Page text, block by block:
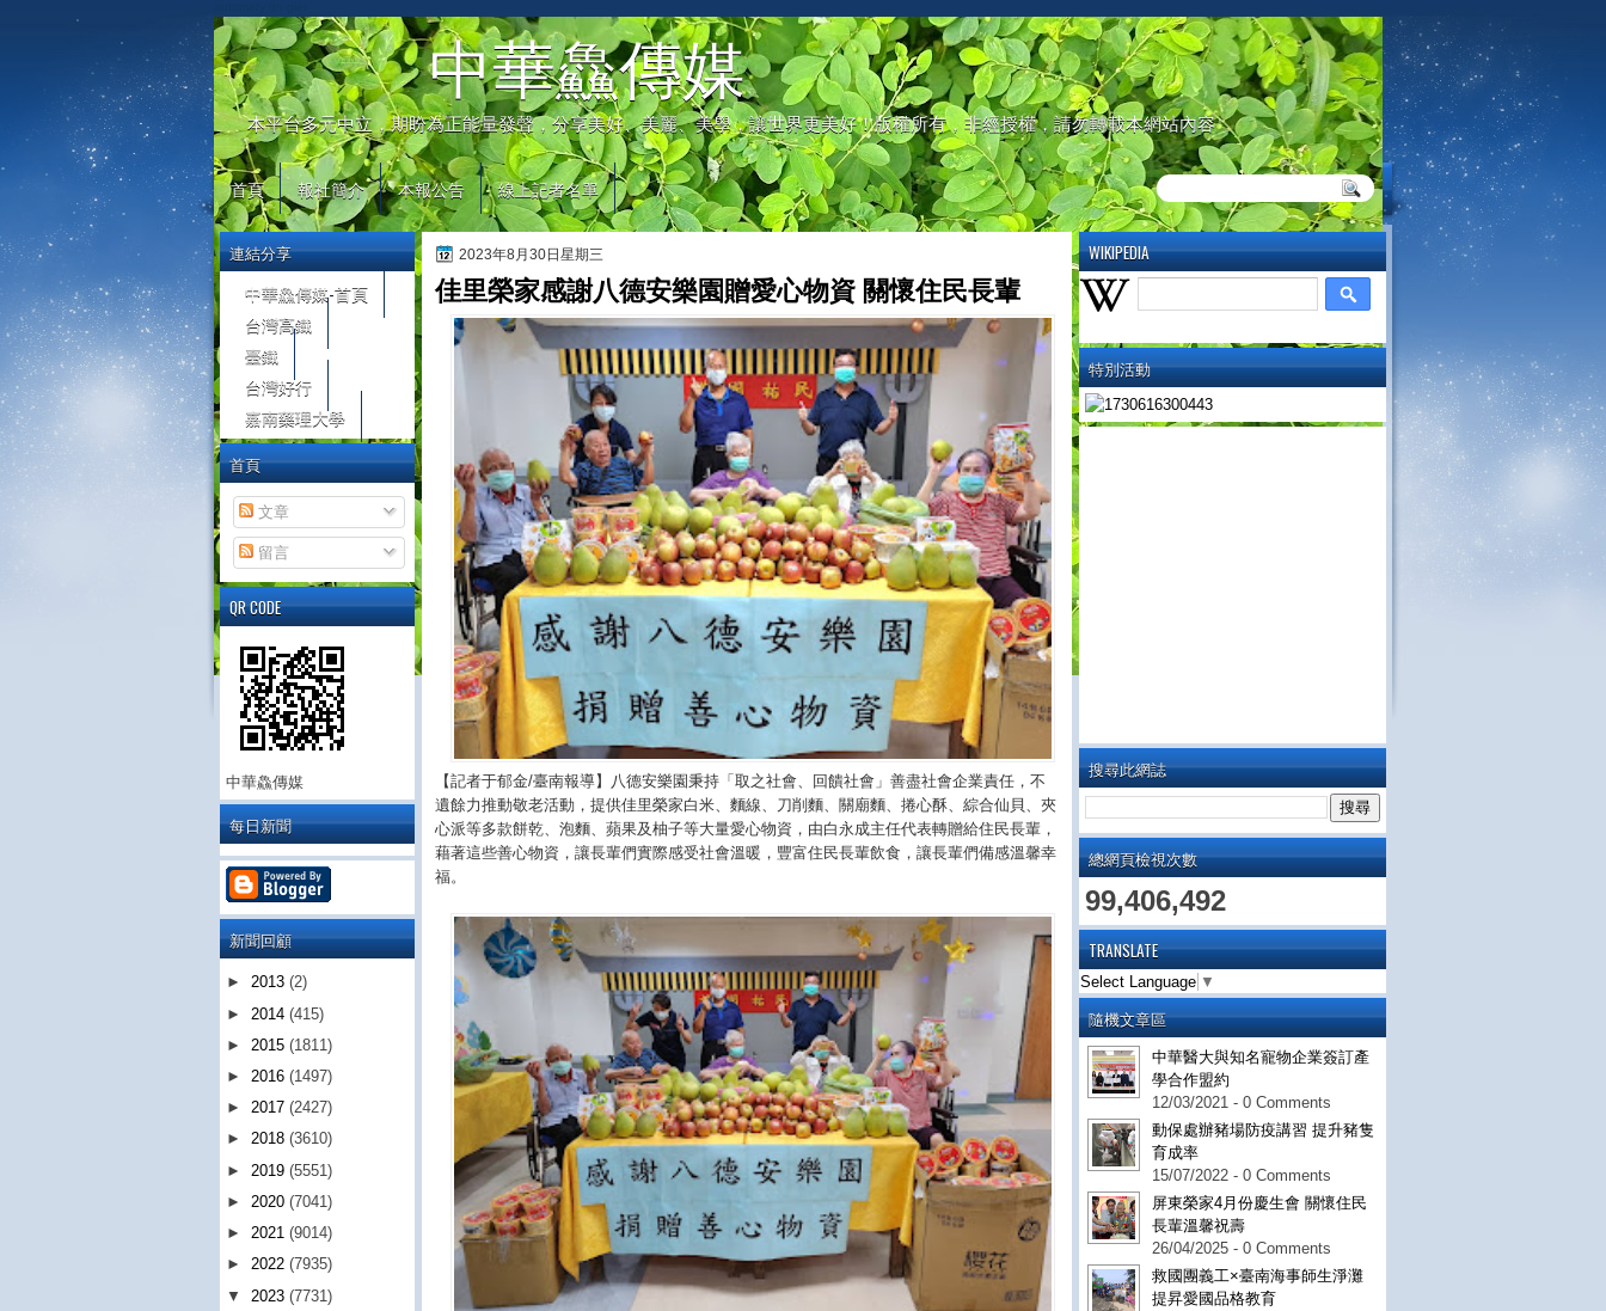
中華鱻傳媒
本平台多元中立，期盼為正能量發聲，分享美好、美麗、美學，讓世界更美好！版權所有，非經授權，請勿轉載本網站內容
首頁 報社簡介 本報公告 線上記者名單
WIKIPEDIA
特別活動
搜尋此網誌
總網頁檢視次數
99,406,492
TRANSLATE
Select Language ▼
隨機文章區
中華醫大與知名寵物企業簽訂產
學合作盟約
12/03/2021 - 0 Comments
動保處辦豬場防疫講習 提升豬隻
育成率
15/07/2022 - 0 Comments
屏東榮家4月份慶生會 關懷住民
長輩溫馨祝壽
26/04/2025 - 0 Comments
救國團義工×臺南海事師生淨灘
提昇愛國品格教育
2023年8月30日星期三
佳里榮家感謝八德安樂園贈愛心物資 關懷住民長輩
【記者于郁金/臺南報導】八德安樂園秉持「取之社會、回饋社會」善盡社會企業責任，不
遺餘力推動敬老活動，提供佳里榮家白米、麵線、刀削麵、關廟麵、捲心酥、綜合仙貝、夾
心派等多款餅乾、泡麵、蘋果及柚子等大量愛心物資，由白永成主任代表轉贈給住民長輩，
藉著這些善心物資，讓長輩們實際感受社會溫暖，豐富住民長輩飲食，讓長輩們備感溫馨幸
福。
連結分享
中華鱻傳媒-首頁
台灣高鐵
臺鐵
台灣好行
嘉南藥理大學
首頁
文章
留言
QR CODE
中華鱻傳媒
每日新聞
新聞回顧
► 2013 (2)
► 2014 (415)
► 2015 (1811)
► 2016 (1497)
► 2017 (2427)
► 2018 (3610)
► 2019 (5551)
► 2020 (7041)
► 2021 (9014)
► 2022 (7935)
▼ 2023 (7731)